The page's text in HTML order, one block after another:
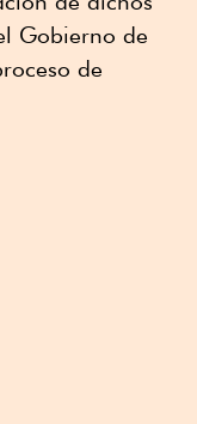
Gobierno de
de